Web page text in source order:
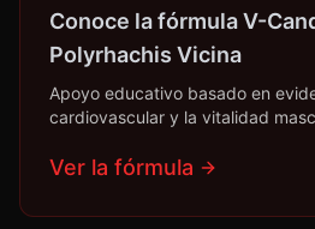
Conoce la fórmula V-
Polyrhachis Vicina
Apoyo educativo basado en
cardiovascular y la vitalidad
Ver la fórmula